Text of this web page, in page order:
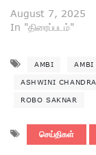
August 7, 2025
In "திரைப்படம்"
AMBI AMBI
ASHWINI
ROBO SAKNAR
செய்திகள்